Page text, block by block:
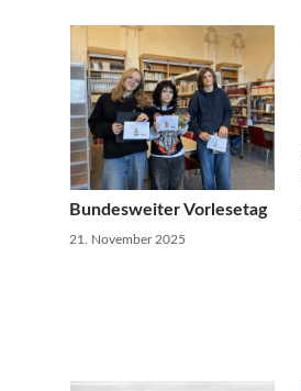
Bundesweiter Vorlesetag
21. November 2025